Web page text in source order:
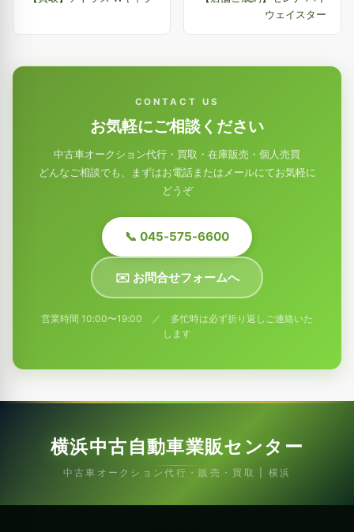
ウェイスター
CONTACT US
お気軽にご相談ください
中古車オークション代行・買取・在庫販売・個人売買
どんなご相談でも、まずはお電話またはメールにてお気軽に
どうぞ
📞 045-575-6600
✉️ お問合せフォームへ
営業時間 10:00〜19:00 ／ 多忙時は必ず折り返しご連絡いた
します
横浜中古自動車業販センター
中古車オークション代行・販売・買取 | 横浜